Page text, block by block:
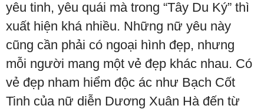
yêu tinh, yêu quái mà trong “Tây Du Ký” thì
xuất hiện khá nhiều. Những nữ yêu này
cũng cần phải có ngoại hình đẹp, nhưng
mỗi người mang một vẻ đẹp khác nhau. Có
vẻ đẹp nham hiểm độc ác như Bạch Cốt
Tinh của nữ diễn Dương Xuân Hà đến từ